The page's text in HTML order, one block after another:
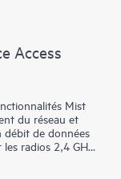
Access
Mist
du réseau et
débit de données
radios 2,4 GHz